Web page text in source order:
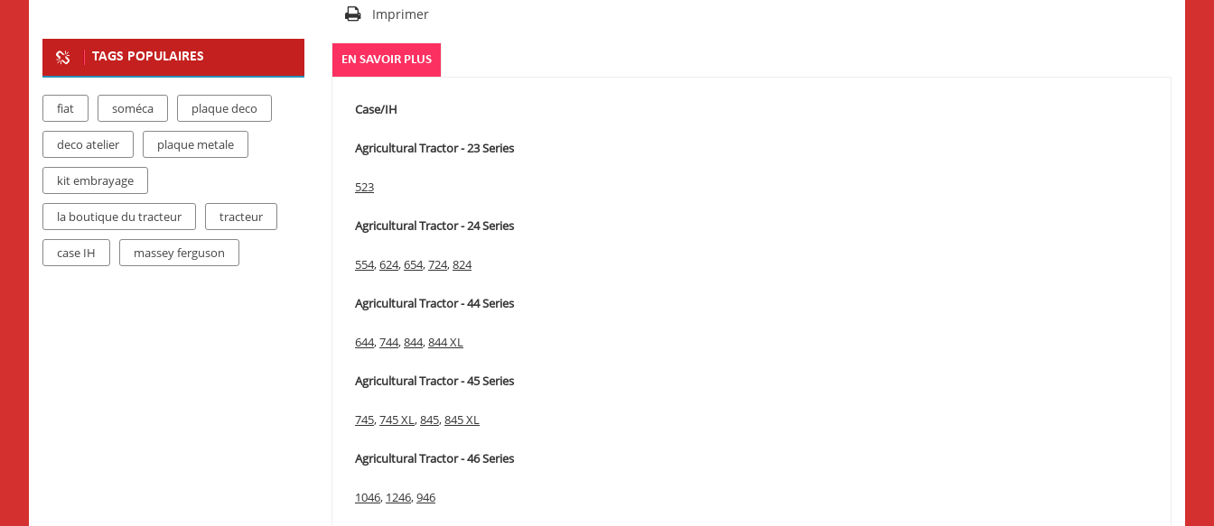
TAGS POPULAIRES
fiat soméca plaque deco
deco atelier plaque metale
kit embrayage
la boutique du tracteur tracteur
case IH massey ferguson
Imprimer
EN SAVOIR PLUS
Case/IH
Agricultural Tractor - 23 Series
523
Agricultural Tractor - 24 Series
554,624,654,724,824
Agricultural Tractor - 44 Series
644,744,844,844 XL
Agricultural Tractor - 45 Series
745,745 XL,845,845 XL
Agricultural Tractor - 46 Series
1046, 1246,946